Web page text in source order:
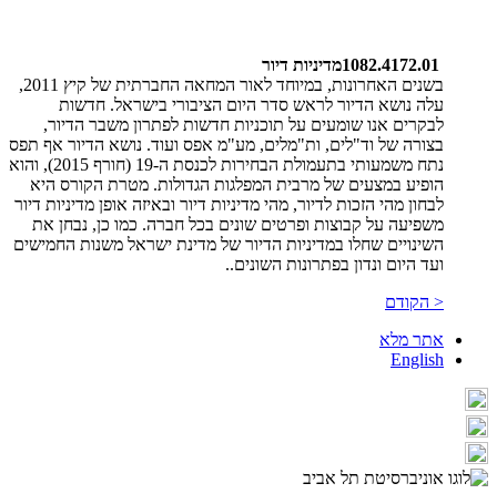
1082.4172.01מדיניות דיור
בשנים האחרונות, במיוחד לאור המחאה החברתית של קיץ 2011,
עלה נושא הדיור לראש סדר היום הציבורי בישראל. חדשות
לבקרים אנו שומעים על תוכניות חדשות לפתרון משבר הדיור,
בצורה של וד"לים, ות"מלים, מע"מ אפס ועוד. נושא הדיור אף תפס
נתח משמעותי בתעמולת הבחירות לכנסת ה-19 (חורף 2015), והוא
הופיע במצעים של מרבית המפלגות הגדולות. מטרת הקורס היא
לבחון מהי הזכות לדיור, מהי מדיניות דיור ובאיזה אופן מדיניות דיור
משפיעה על קבוצות ופרטים שונים בכל חברה. כמו כן, נבחן את
השינויים שחלו במדיניות הדיור של מדינת ישראל משנות החמישים
ועד היום ונדון בפתרונות השונים.
.
< הקודם
אתר מלא
English